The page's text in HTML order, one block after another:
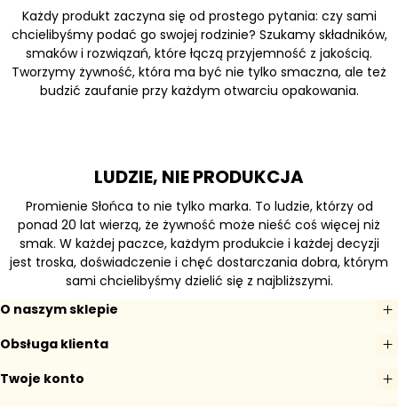
Każdy produkt zaczyna się od prostego pytania: czy sami
chcielibyśmy podać go swojej rodzinie? Szukamy składników,
smaków i rozwiązań, które łączą przyjemność z jakością.
Tworzymy żywność, która ma być nie tylko smaczna, ale też
budzić zaufanie przy każdym otwarciu opakowania.
LUDZIE, NIE PRODUKCJA
Promienie Słońca to nie tylko marka. To ludzie, którzy od
ponad 20 lat wierzą, że żywność może nieść coś więcej niż
smak. W każdej paczce, każdym produkcie i każdej decyzji
jest troska, doświadczenie i chęć dostarczania dobra, którym
sami chcielibyśmy dzielić się z najbliższymi.
O naszym sklepie
Obsługa klienta
Twoje konto